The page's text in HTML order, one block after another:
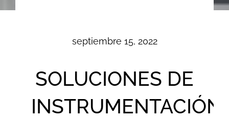
septiembre 15, 2022
SOLUCIONES DE
INSTRUMENTACIÓN